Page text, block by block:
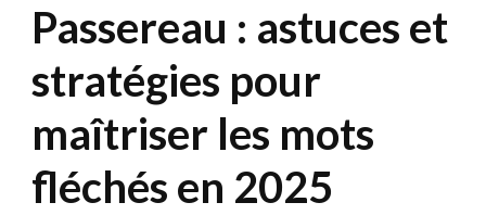
Passereau : astuces et
stratégies pour
maîtriser les mots
fléchés en 2025